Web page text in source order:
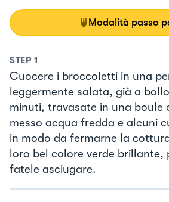
Modalità passo
STEP 1
Cuocere i broccoletti in una
leggermente salata, già a
minuti, travasate in una boule
messo acqua fredda e alcuni
in modo da fermarne la
loro bel colore verde brillante,
fatele asciugare.